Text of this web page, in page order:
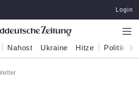
Login
Nahost Ukraine Hitze Politik